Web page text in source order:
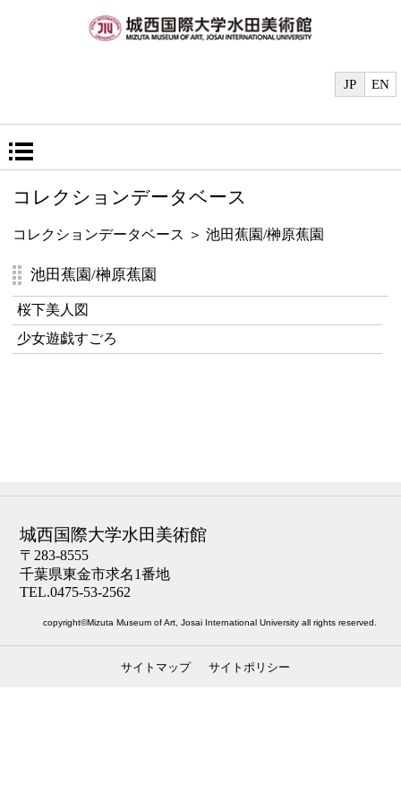
EN
JP
コレクションデータベース
コレクションデータベース ＞ 池田蕉園/榊原蕉園
池田蕉園/榊原蕉園
桜下美人図
少女遊戯すごろ
城西国際大学水田美術館
〒283-8555
千葉県東金市求名1番地
TEL.0475-53-2562
copyright©Mizuta Museum of Art, Josai International University all rights reserved.
サイトマップ サイトポリシー